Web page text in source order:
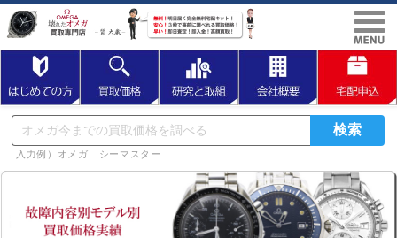
入力例）オメガ シーマスター